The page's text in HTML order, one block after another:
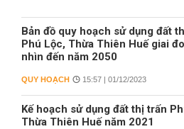
Bản đồ quy hoạch sử dụng đất
Phú Lộc, Thừa Thiên Huế giai
nhìn đến năm 2050
QUY HOẠCH 15:57 | 01/12/2023
Kế hoạch sử dụng đất thị trấn
Thừa Thiên Huế năm 2021